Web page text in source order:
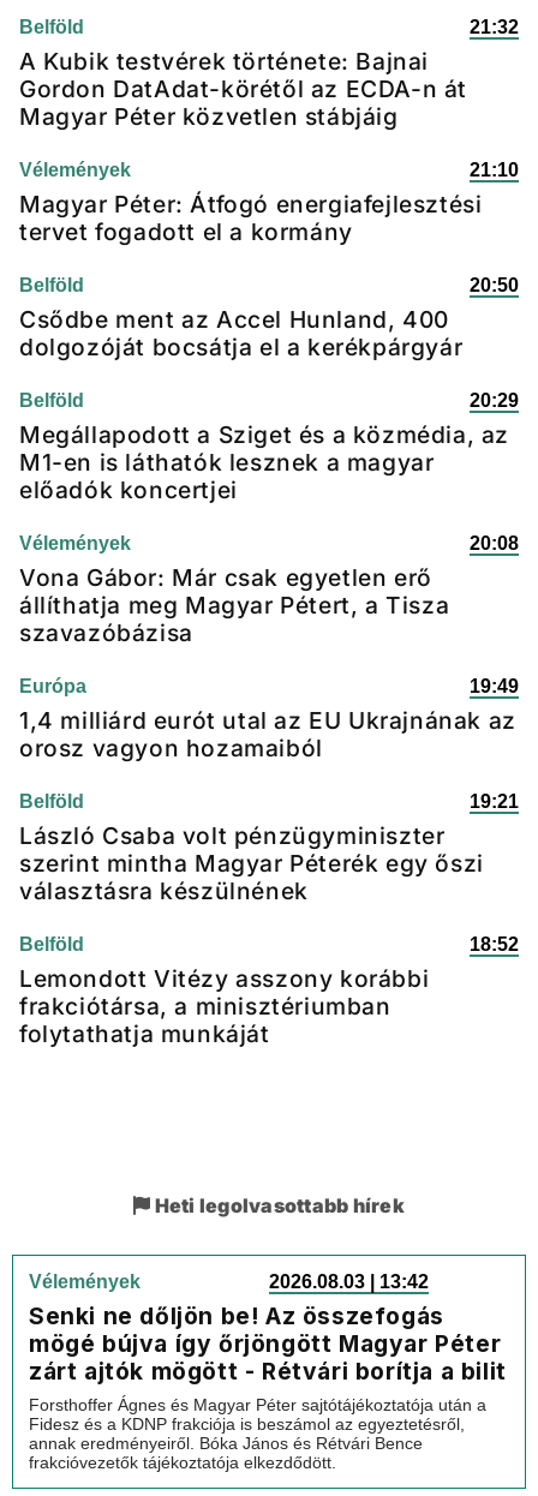
Belföld 21:32
A Kubik testvérek története: Bajnai
Gordon DatAdat-körétől az ECDA-n át
Magyar Péter közvetlen stábjáig
Vélemények 21:10
Magyar Péter: Átfogó energiafejlesztési
tervet fogadott el a kormány
Belföld 20:50
Csődbe ment az Accel Hunland, 400
dolgozóját bocsátja el a kerékpárgyár
Belföld 20:29
Megállapodott a Sziget és a közmédia, az
M1-en is láthatók lesznek a magyar
előadók koncertjei
Vélemények 20:08
Vona Gábor: Már csak egyetlen erő
állíthatja meg Magyar Pétert, a Tisza
szavazóbázisa
Európa 19:49
1,4 milliárd eurót utal az EU Ukrajnának az
orosz vagyon hozamaiból
Belföld 19:21
László Csaba volt pénzügyminiszter
szerint mintha Magyar Péterék egy őszi
választásra készülnének
Belföld 18:52
Lemondott Vitézy asszony korábbi
frakciótársa, a minisztériumban
folytathatja munkáját
Heti legolvasottabb hírek
Vélemények 2026.08.03 | 13:42
Senki ne dőljön be! Az összefogás
mögé bújva így őrjöngött Magyar Péter
zárt ajtók mögött - Rétvári borítja a bilit
Forsthoffer Ágnes és Magyar Péter sajtótájékoztatója után a
Fidesz és a KDNP frakciója is beszámol az egyeztetésről,
annak eredményeiről. Bóka János és Rétvári Bence
frakcióvezetők tájékoztatója elkezdődött.